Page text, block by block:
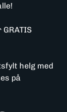
helg med
på